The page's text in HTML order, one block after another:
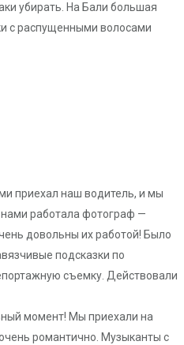
убирать. На Бали большая
с распущенными волосами
приехал наш водитель, и мы
работала фотограф —
довольны их работой! Было
подсказки по
съемку. Действовали
момент! Мы приехали на
романтично. Музыканты с